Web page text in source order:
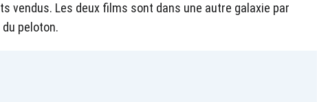
vendus. Les deux films sont dans une autre galaxie par
peloton.